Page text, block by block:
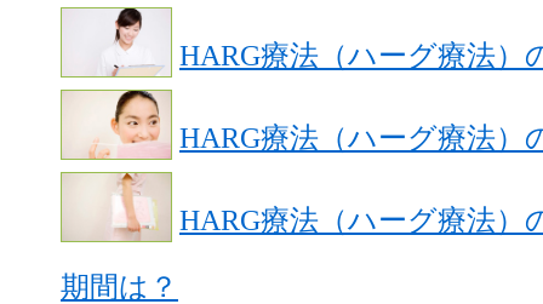
HARG療法（ハーグ療法）
HARG療法（ハーグ療法）
HARG療法（ハーグ療法）
期間は？